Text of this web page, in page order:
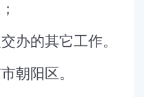
办的其它工作。
朝阳区。